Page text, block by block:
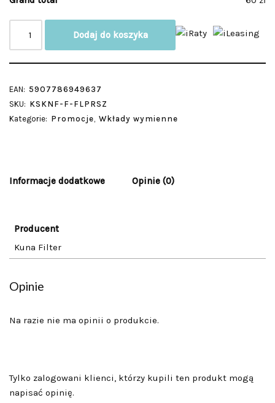
Dodaj do koszyka
EAN: 5907786949637
SKU: KSKNF-F-FLPRSZ
Kategorie: Promocje Wkłady wymienne
Informacje dodatkowe Opinie (0)
Producent
Kuna Filter
Opinie
Na razie nie ma opinii o produkcie.
Tylko zalogowani klienci, którzy kupili ten produkt mogą
napisać opinię.